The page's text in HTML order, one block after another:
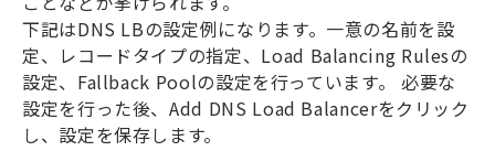
下記はDNS LBの設定例になります。一意の名前を設
定、レコードタイプの指定、 Load Balancing Rulesの
設定、 Fallback Poolの設定を行っています。 必要な
設定を行った後、Add DNS Load Balancerをクリック
し、設定を保存します。